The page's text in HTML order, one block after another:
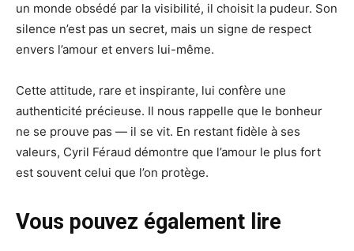
un monde obsédé par la visibilité, il choisit la pudeur. Son
silence n’est pas un secret, mais un signe de respect
envers l’amour et envers lui-même.
Cette attitude, rare et inspirante, lui confère une
authenticité précieuse. Il nous rappelle que le bonheur
ne se prouve pas — il se vit. En restant fidèle à ses
valeurs, Cyril Féraud démontre que l’amour le plus fort
est souvent celui que l’on protège.
Vous pouvez également lire